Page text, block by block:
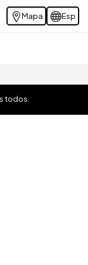
Mapa Esp
todos.